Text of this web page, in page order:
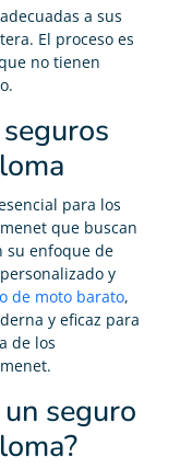
a sus
El proceso es
no tienen
para los
que buscan
su enfoque de
y
de moto barato,
y eficaz para
de los
seguro